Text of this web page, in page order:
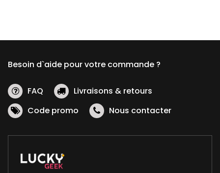
Besoin d`aide pour votre commande ?
FAQ
Livraisons & retours
Code promo
Nous contacter